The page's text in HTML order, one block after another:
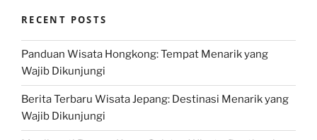
RECENT POSTS
Panduan Wisata Hongkong: Tempat Menarik yang
Wajib Dikunjungi
Berita Terbaru Wisata Jepang: Destinasi Menarik yang
Wajib Dikunjungi